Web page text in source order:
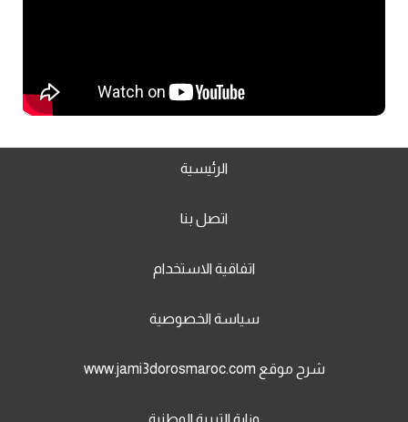
الرئيسية
اتصل بنا
اتفاقية الاستخدام
سياسة الخصوصية
شرح موقع www.jami3dorosmaroc.com
وزارة التربية الوطنية